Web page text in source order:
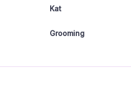
Kat
Grooming